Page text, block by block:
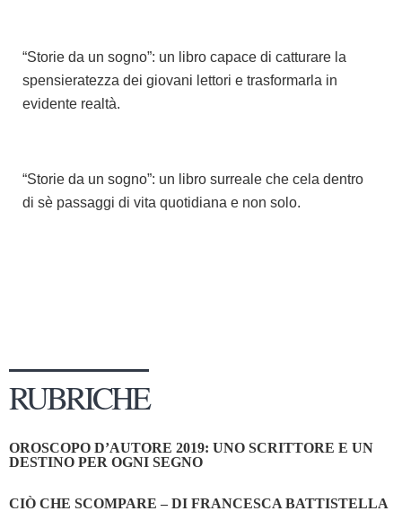
“Storie da un sogno”: un libro capace di catturare la
spensieratezza dei giovani lettori e trasformarla in
evidente realtà.
“Storie da un sogno”: un libro surreale che cela dentro
di sè passaggi di vita quotidiana e non solo.
RUBRICHE
OROSCOPO D’AUTORE 2019: UNO SCRITTORE E UN
DESTINO PER OGNI SEGNO
CIÒ CHE SCOMPARE – DI FRANCESCA BATTISTELLA